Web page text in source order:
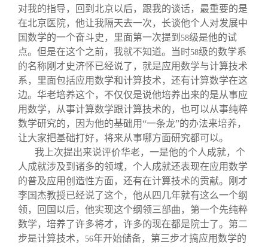
对我的指导，回到北京以后，跟我的谈话，最重要的是
在北京医院，他让我隔天去一次，长谈他个人对发展中
国数学的一个奋斗史，里面第一次提到 58级是他的试
点。但是在这个之前，我就不知道。当时58级的数学系
的名称刚才史济怀已经说了，就是应用数学与计算技术
系，里面包括应用数学和计算技术，还有计算数学在这
边。华老培养这个，不仅仅是说他培养出来的是从事应
用数学，从事计算数学跟计算技术的，也可以从事纯粹
数学研究的，因为他的基础用“一条龙”的办法来培养，
让大家把基础打好，将来从事哪方面研究都可以。
我上次提出来说评价华老，一是他的个人成就，个
人成就涉及到诸多的领域，个人成就还表现在应用数学
的普及应用创造性方面，还有在计算技术的贡献。刚才
李国杰教授已经说了这个，他从四几年就有这么一个纲
领，回国以后，他实现这个纲领三部曲，第一个先纯粹
数学，培养了许多将才，许多的现在都是院士了。第二
步是计算技术， 56年开始储备，第三步才搞应用数学的